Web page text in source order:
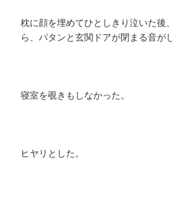
枕に顔を埋めてひとしきり泣いた後
ら、パタンと玄関ドアが閉まる音が
寝室を覗きもしなかった。
ヒヤリとした。